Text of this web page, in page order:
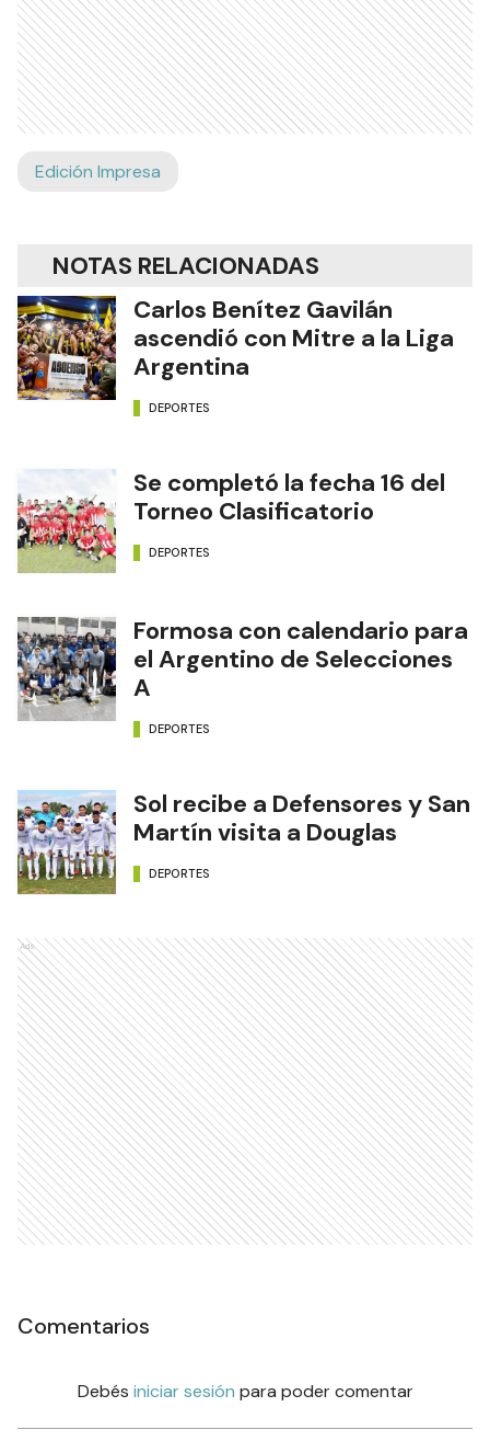
Edición Impresa
NOTAS RELACIONADAS
Carlos Benítez Gavilán
ascendió con Mitre a la Liga
Argentina
DEPORTES
Se completó la fecha 16 del
Torneo Clasificatorio
DEPORTES
Formosa con calendario para
el Argentino de Selecciones
A
DEPORTES
Sol recibe a Defensores y San
Martín visita a Douglas
DEPORTES
Ads
Comentarios
Debés iniciar sesión para poder comentar